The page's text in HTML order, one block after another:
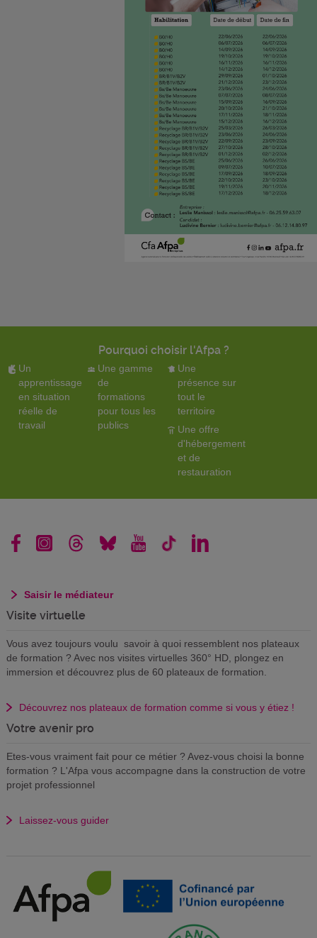
Pourquoi choisir l'Afpa ?
Un
apprentissage
en situation
réelle de
travail
Une gamme
de
formations
pour tous les
publics
Une
présence sur
tout le
territoire
Une offre
d'hébergement
et de
restauration
Saisir le médiateur
Visite virtuelle
Vous avez toujours voulu savoir à quoi ressemblent nos plateaux
de formation ? Avec nos visites virtuelles 360° HD, plongez en
immersion et découvrez plus de 60 plateaux de formation.
Découvrez nos plateaux de formation comme si vous y étiez !
Votre avenir pro
Etes-vous vraiment fait pour ce métier ? Avez-vous choisi la bonne
formation ? L'Afpa vous accompagne dans la construction de votre
projet professionnel
Laissez-vous guider